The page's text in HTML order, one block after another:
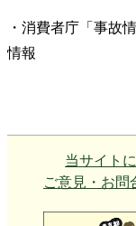
・消費者庁「事故
情報
当サイト
ご意見・お問